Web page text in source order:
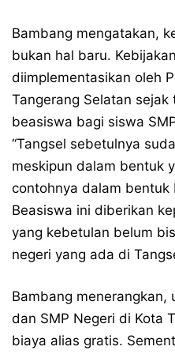
Bambang mengatakan,
bukan hal baru.
diimplementasikan oleh
Tangerang Selatan
beasiswa bagi siswa
“Tangsel sebetulnya
meskipun dalam bentuk
contohnya dalam bentuk
Beasiswa ini diberikan
yang kebetulan belum
negeri yang ada di
Bambang menerangkan,
dan SMP Negeri di Kota
biaya alias gratis.